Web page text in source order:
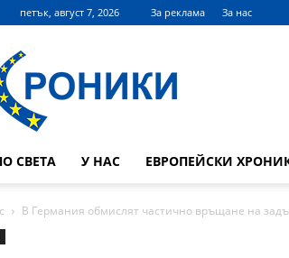
петък, август 7, 2026 За реклама За нас
СВЕТА У НАС ЕВРОПЕЙСКИ
В Германия обмислят частично връщане на